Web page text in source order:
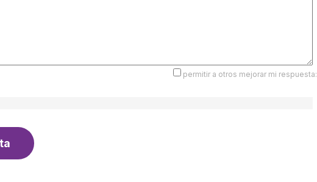
permitir a otros mejorar mi respuesta: